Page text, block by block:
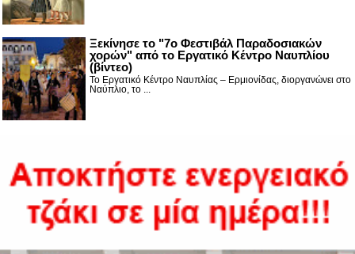
Ξεκίνησε το "7ο Φεστιβάλ Παραδοσιακών
χορών" από το Εργατικό Κέντρο Ναυπλίου
(βίντεο)
Το Εργατικό Κέντρο Ναυπλίας – Ερμιονίδας, διοργανώνει στο
Ναύπλιο, το ...